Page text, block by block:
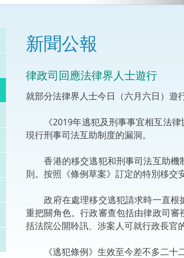
訴訟
網上爭議解決及法律科技
體育爭議解決先導計劃
能力建設
法律樞紐
促成交易和爭議解決服務中心
關於建立更緊密經
與澳門特區的安排
“一帶一路”建設
粵港澳大灣區
新聞公報
律政司回應法律界人士遊行
就部分法律界人士今日（六月六日）遊
《2019年逃犯及刑事事宜相互法律
現行刑事司法互助制度的漏洞。
香港的移交逃犯和刑事司法互助機
則。按照《條例草案》訂定的特別移交
政府在處理移交逃犯請求時一直根
重把關角色。行政審查包括由律政司
括法院公開聆訊、涉案人可就行政長官
《逃犯條例》生效至今差不多二十二